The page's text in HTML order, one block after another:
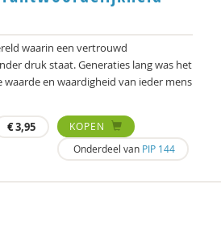
waarin een vertrouwd
druk staat. Generaties lang was het
waarde en waardigheid van ieder mens
€3,95
KOPEN
Onderdeel van PIP 144